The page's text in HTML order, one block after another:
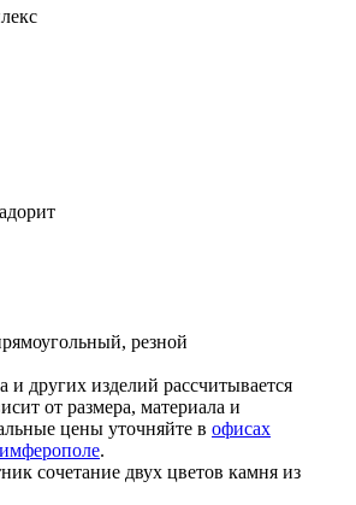
резной
и других изделий рассчитывается
от размера, материала и
цены уточняйте в офисах
.
сочетание двух цветов камня из